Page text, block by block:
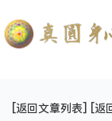
[返回文章列表] [返